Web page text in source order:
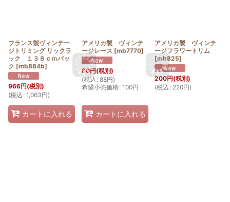
フランス製ヴィンテー
ジトリミング リックラ
ック １３８ｃｍパッ
ク [mb884b]
966円(税別)
(税込 : 1,063円)
カートに入れる
アメリカ製 ヴィンテ
ージレース [mb7770]
80円(税別)
(税込 : 88円)
希望小売価格: 100円
カートに入れる
アメリカ製 ヴィンテ
ージフラワートリム
[mb825]
200円(税別)
(税込 : 220円)